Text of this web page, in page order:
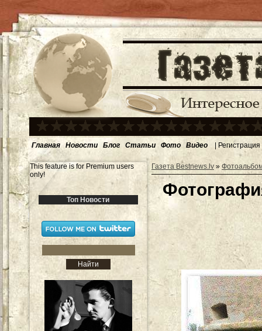
Главная Новости Блог Статьи Фото Видео | Регистрация
This feature is for Premium users
only!
Топ Новости
Газета Bestnews.lv»